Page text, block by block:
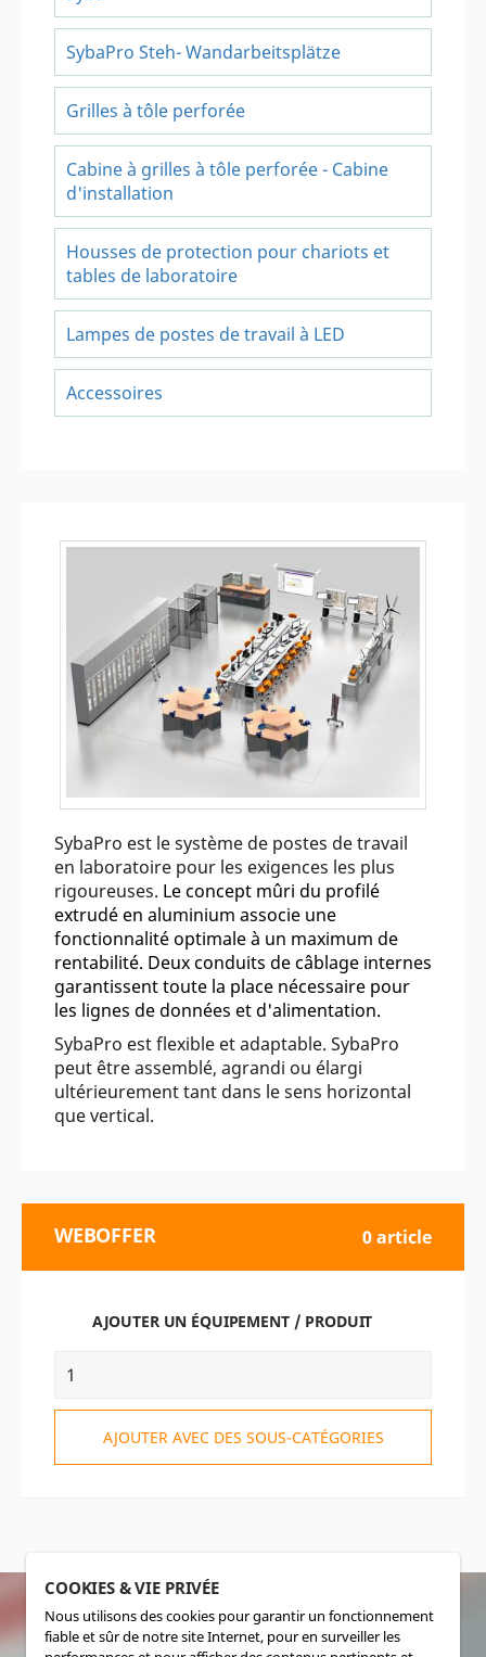
SybaPro Steh- Wandarbeitsplätze
Grilles à tôle perforée
Cabine à grilles à tôle perforée - Cabine
d'installation
Housses de protection pour chariots et
tables de laboratoire
Lampes de postes de travail à LED
Accessoires
SybaPro est le système de postes de travail
en laboratoire pour les exigences les plus
rigoureuses. Le concept mûri du profilé
extrudé en aluminium associe une
fonctionnalité optimale à un maximum de
rentabilité. Deux conduits de câblage internes
garantissent toute la place nécessaire pour
les lignes de données et d'alimentation.
SybaPro est flexible et adaptable. SybaPro
peut être assemblé, agrandi ou élargi
ultérieurement tant dans le sens horizontal
que vertical.
WEBOFFER 0 article
AJOUTER UN ÉQUIPEMENT / PRODUIT
AJOUTER AVEC DES SOUS-CATÉGORIES
SOCIALMEDIA
COOKIES & VIE PRIVÉE
Nous utilisons des cookies pour garantir un fonctionnement
fiable et sûr de notre site Internet, pour en surveiller les